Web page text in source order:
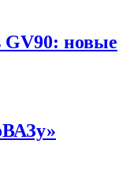
GV90: новые